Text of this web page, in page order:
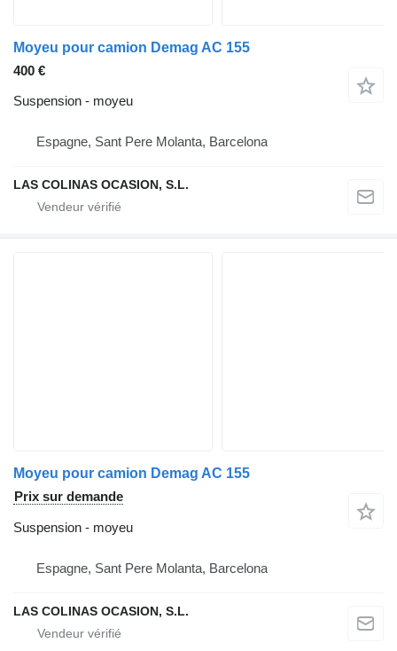
Moyeu pour camion Demag AC 155
400 €
Suspension - moyeu
Espagne, Sant Pere Molanta, Barcelona
LAS COLINAS OCASION, S.L.
Moyeu pour camion Demag AC 155
Prix sur demande
Suspension - moyeu
Espagne, Sant Pere Molanta, Barcelona
LAS COLINAS OCASION, S.L.